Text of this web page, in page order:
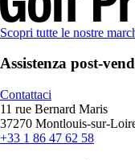
Scopri tutte le nostre
Assistenza post-
Contattaci
11 rue Bernard Maris
37270 Montlouis-sur-
+33 1 86 47 62 58